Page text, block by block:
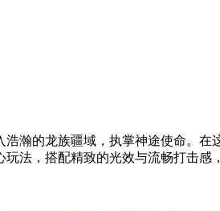
瀚的龙族疆域，执掌神途使命。
法，搭配精致的光效与流畅打击